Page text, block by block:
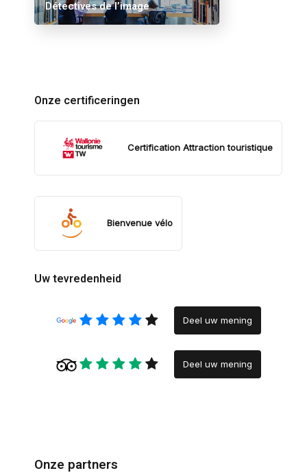
Détectives de l’image
Onze certificeringen
Certification Attraction touristique
Bienvenue vélo
Uw tevredenheid
Deel uw mening
Deel uw mening
Onze partners